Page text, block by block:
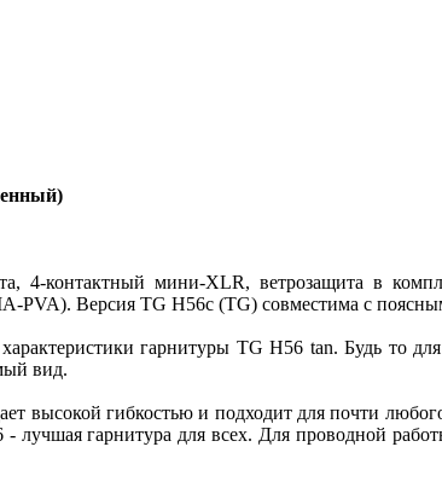
контактный мини-XLR, ветрозащита в
PVA). Версия TG H56c (TG) совместима с
гарнитуры TG H56 tan. Будь то
вид.
гибкостью и подходит для почти
гарнитура для всех. Для проводной